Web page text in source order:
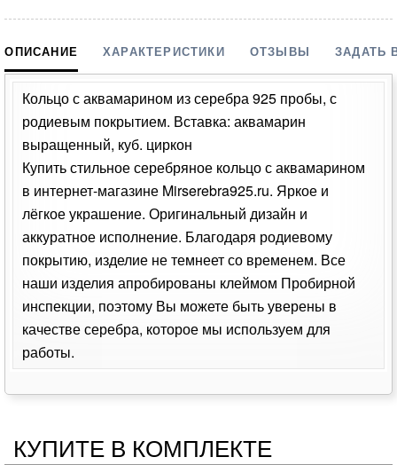
ОПИСАНИЕ ХАРАКТЕРИСТИКИ ОТЗЫВЫ ЗАДАТЬ
Кольцо с аквамарином из серебра 925 пробы, с
родиевым покрытием. Вставка: аквамарин
выращенный, куб. циркон
Купить стильное серебряное кольцо с аквамарином
в интернет-магазине Mirserebra925.ru. Яркое и
лёгкое украшение. Оригинальный дизайн и
аккуратное исполнение. Благодаря родиевому
покрытию, изделие не темнеет со временем. Все
наши изделия апробированы клеймом Пробирной
инспекции, поэтому Вы можете быть уверены в
качестве серебра, которое мы используем для
работы.
КУПИТЕ В КОМПЛЕКТЕ